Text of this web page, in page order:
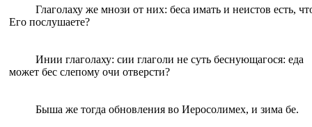
Глаголаху же мнози от них: беса имать и неистов есть,
Его послушаете?
Инии глаголаху: сии глаголи не суть беснующагося: еда
может бес слепому очи отверсти?
Быша же тогда обновления во Иеросолимех, и зима бе.